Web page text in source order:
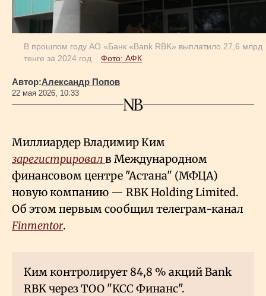
Исследования
Люди
Life & Arts
Все новости
В прошлом году АО «Банк «Bank RBK» выплатило 27,6 млрд
тенге за 2024 год. . Фото: АФК
Автор:Александр Попов
22 мая 2026, 10:33
Миллиардер Владимир Ким
зарегистрировалв Международном
финансовом центре "Астана" (МФЦА)
новую компанию — RBK Holding Limited.
Об этом первым сообщил телеграм-канал
Finmentor.
Ким контролирует 84,8 % акций Bank
RBK через ТОО "КСС Финанс".